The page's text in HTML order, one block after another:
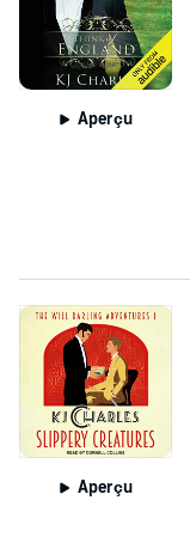
Aperçu
Aperçu